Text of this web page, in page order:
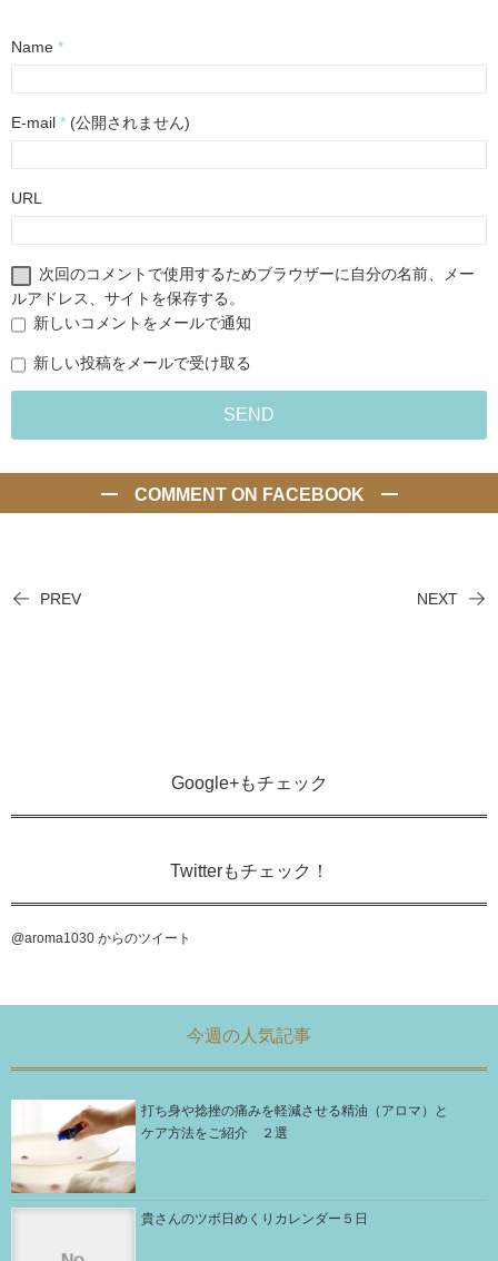
Name *
E-mail * (公開されません)
URL
次回のコメントで使用するためブラウザーに自分の名前、メー
ルアドレス、サイトを保存する。
新しいコメントをメールで通知
新しい投稿をメールで受け取る
COMMENT ON FACEBOOK
PREV NEXT
Google+もチェック
Twitterもチェック！
@aroma1030 からのツイート
今週の人気記事
打ち身や捻挫の痛みを軽減させる精油（アロマ）と
ケア方法をご紹介 ２選
貴さんのツボ日めくりカレンダー５日